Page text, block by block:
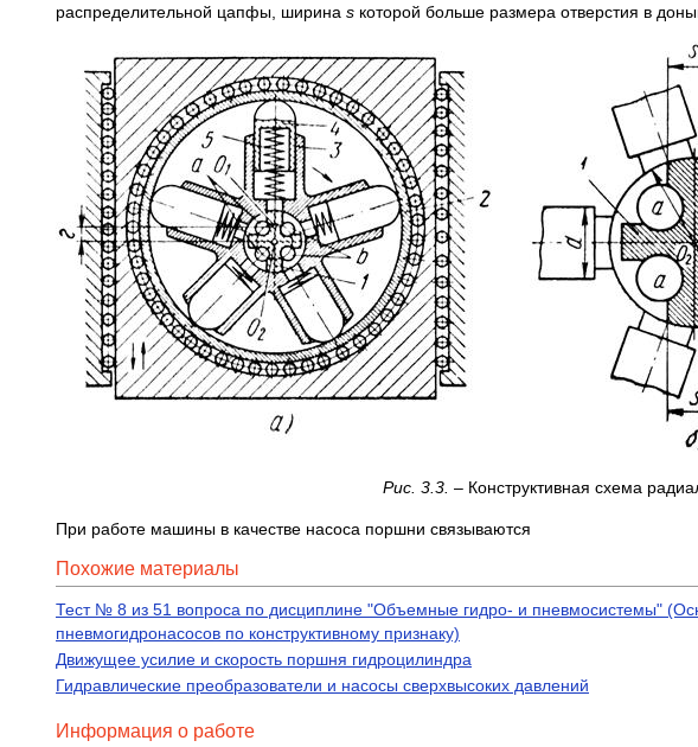
распределительной цапфы, ширина s которой больше размера отверстия в
Рис. 3.3. – Конструктивная схема
При работе машины в качестве насоса поршни связываются
Похожие материалы
Тест № 8 из 51 вопроса по дисциплине "Объемные гидро- и пневмосистемы"
пневмогидронасосов по конструктивному признаку)
Движущее усилие и скорость поршня гидроцилиндра
Гидравлические преобразователи и насосы сверхвысоких давлений
Информация о работе